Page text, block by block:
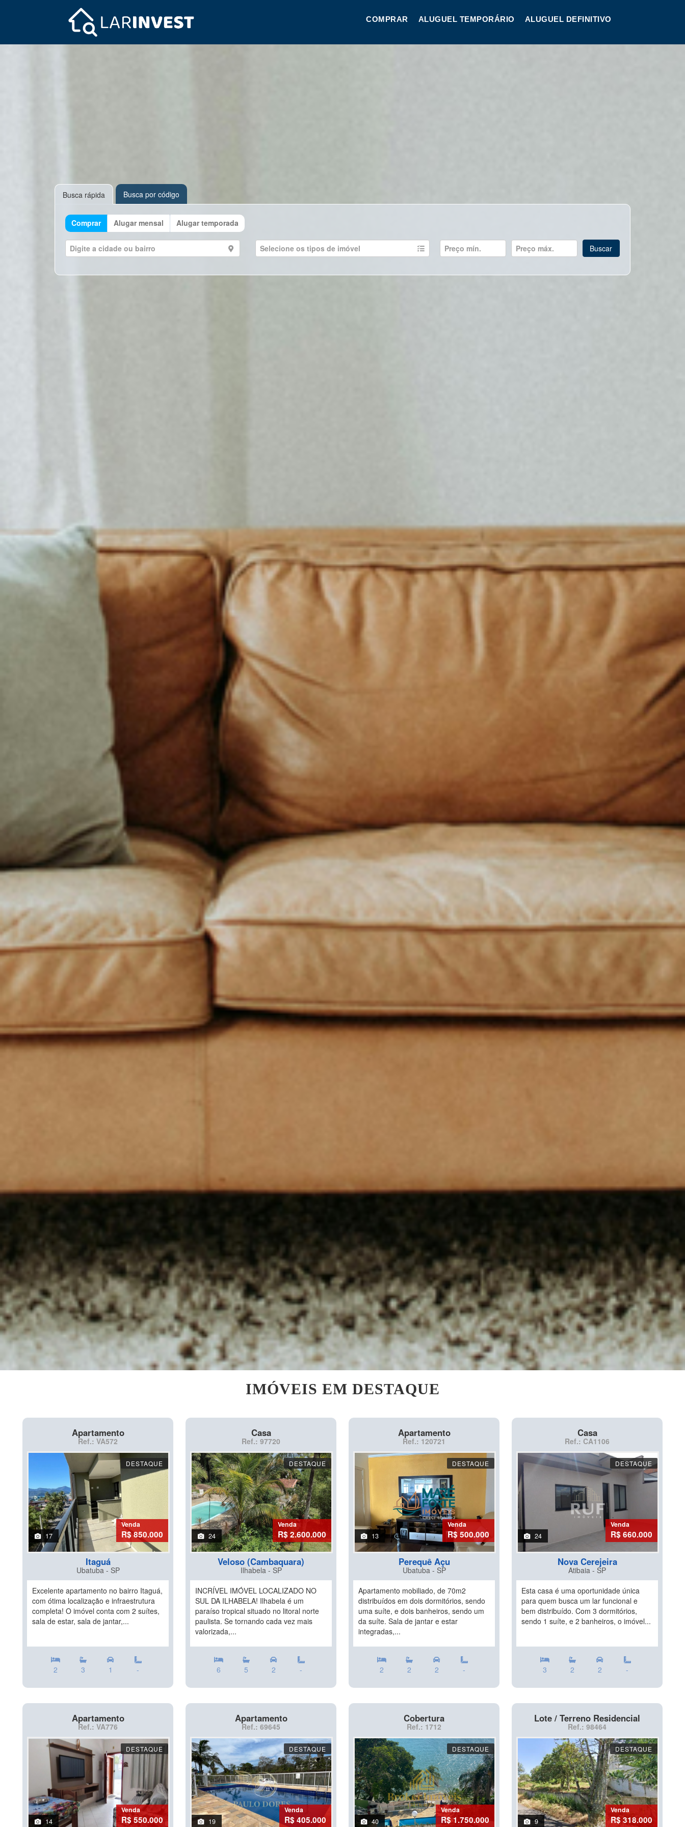
COMPRAR ALUGUEL TEMPORÁRIO ALUGUEL DEFINITIVO
Busca rápida Busca por código
Comprar Alugar mensal Alugar temporada
IMÓVEIS EM DESTAQUE
Apartamento
Ref.: VA572
DESTAQUE
17
Venda
R$ 850.000
Itaguá
Ubatuba - SP
Excelente apartamento no bairro Itaguá,
com ótima localização e infraestrutura
completa! O imóvel conta com 2 suítes,
sala de estar, sala de jantar,...
2 3 1 -
Casa
Ref.: 97720
DESTAQUE
24
Venda
R$ 2.600.000
Veloso (Cambaquara)
Ilhabela - SP
INCRÍVEL IMÓVEL LOCALIZADO NO
SUL DA ILHABELA! Ilhabela é um
paraíso tropical situado no litoral norte
paulista. Se tornando cada vez mais
valorizada,...
6 5 2 -
Apartamento
Ref.: 120721
DESTAQUE
13
Venda
R$ 500.000
Perequê Açu
Ubatuba - SP
Apartamento mobiliado, de 70m2
distribuídos em dois dormitórios, sendo
uma suíte, e dois banheiros, sendo um
da suíte. Sala de jantar e estar
integradas,...
2 2 2 -
Casa
Ref.: CA1106
DESTAQUE
24
Venda
R$ 660.000
Nova Cerejeira
Atibaia - SP
Esta casa é uma oportunidade única
para quem busca um lar funcional e
bem distribuído. Com 3 dormitórios,
sendo 1 suíte, e 2 banheiros, o imóvel...
3 2 2 -
Apartamento
Ref.: VA776
DESTAQUE
14
Venda
R$ 550.000
Apartamento
Ref.: 69645
DESTAQUE
19
Venda
R$ 405.000
Cobertura
Ref.: 1712
DESTAQUE
40
Venda
R$ 1.750.000
Lote / Terreno Residencial
Ref.: 98464
DESTAQUE
9
Venda
R$ 318.000